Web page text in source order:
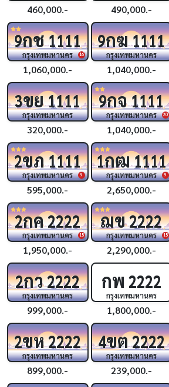
460,000.- 490,000.-
16
9กช1111
กรุงเทพมหานคร
1,060,000.-
9กฆ1111
กรุงเทพมหานคร
1,040,000.-
3ขย1111
กรุงเทพมหานคร
320,000.-
20
9กจ1111
กรุงเทพมหานคร
1,040,000.-
9
2ขภ1111
กรุงเทพมหานคร
595,000.-
9
1กฒ1111
กรุงเทพมหานคร
2,650,000.-
15
2กค2222
กรุงเทพมหานคร
1,950,000.-
15
ฌข2222
กรุงเทพมหานคร
2,290,000.-
2กว2222
กรุงเทพมหานคร
999,000.-
กพ 2222
กรุงเทพมหานคร
1,800,000.-
2ขห2222
กรุงเทพมหานคร
899,000.-
4ขต2222
กรุงเทพมหานคร
239,000.-